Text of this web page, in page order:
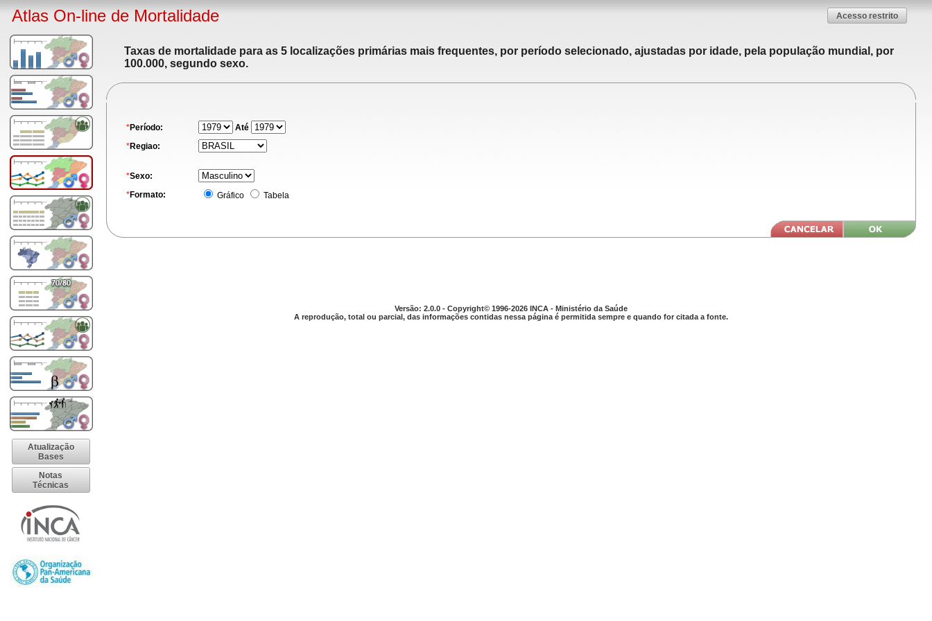
Atlas On-line de Mortalidade Acesso restrito
Atualização
Bases
Notas
Técnicas
Taxas de mortalidade para as 5 localizações primárias mais frequentes, por período selecionado, ajustadas por idade, pela população mundial, por
100.000, segundo sexo.
*Período:
Até
*Regiao:
*Sexo:
*Formato: Gráfico Tabela
Versão: 2.0.0 - Copyright© 1996-2026 INCA - Ministério da Saúde
A reprodução, total ou parcial, das informações contidas nessa página é permitida sempre e quando for citada a fonte.